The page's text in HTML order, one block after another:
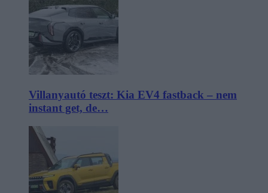
Villanyautó teszt: Kia EV4 fastback – nem
instant get, de…